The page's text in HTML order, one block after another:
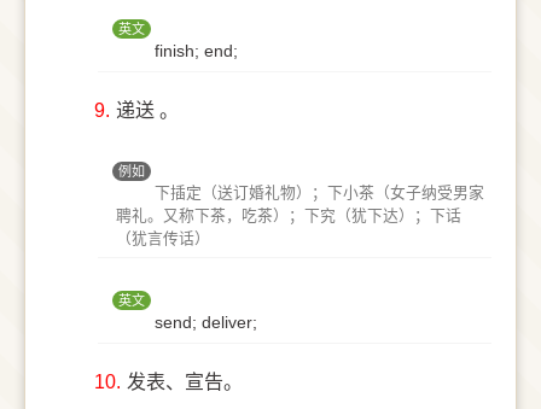
英文
finish; end;
9. 递送 。
例如
下插定（送订婚礼物）；下小茶（女子纳受男家
聘礼。又称下茶，吃茶）；下究（犹下达）；下话
（犹言传话）
英文
send; deliver;
10. 发表、宣告。